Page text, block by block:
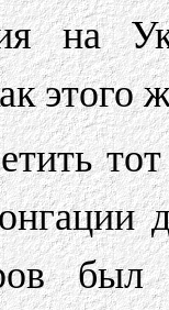
на
этого
был